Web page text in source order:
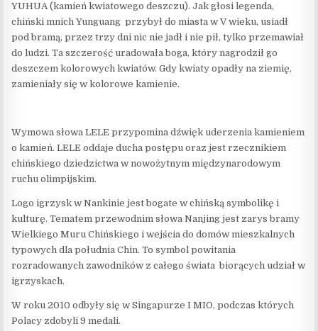
YUHUA (kamień kwiatowego deszczu). Jak głosi legenda,
chiński mnich Yunguang przybył do miasta w V wieku, usiadł
pod bramą, przez trzy dni nic nie jadł i nie pił, tylko przemawiał
do ludzi. Ta szczerość uradowała boga, który nagrodził go
deszczem kolorowych kwiatów. Gdy kwiaty opadły na ziemię,
zamieniały się w kolorowe kamienie.
Wymowa słowa LELE przypomina dźwięk uderzenia kamieniem
o kamień. LELE oddaje ducha postępu oraz jest rzecznikiem
chińskiego dziedzictwa w nowożytnym międzynarodowym
ruchu olimpijskim.
Logo igrzysk w Nankinie jest bogate w chińską symbolikę i
kulturę. Tematem przewodnim słowa Nanjing jest zarys bramy
Wielkiego Muru Chińskiego i wejścia do domów mieszkalnych
typowych dla południa Chin. To symbol powitania
rozradowanych zawodników z całego świata biorących udział w
igrzyskach.
W roku 2010 odbyły się w Singapurze I MIO, podczas których
Polacy zdobyli 9 medali.